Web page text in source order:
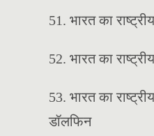
51. भारत का
52. भारत का
53. भारत का
डॉलफिन